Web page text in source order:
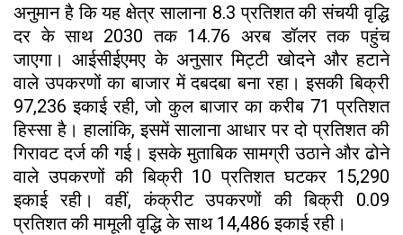
अनुमान है कि यह क्षेत्र सालाना 8.3 प्रतिशत की संचयी वृद्धि
दर के साथ 2030 तक 14.76 अरब डॉलर तक पहुंच
जाएगा। आईसीईएमए के अनुसार मिट्टी खोदने और हटाने
वाले उपकरणों का बाजार में दबदबा बना रहा। इसकी बिक्री
97,236 इकाई रही, जो कुल बाजार का करीब 71 प्रतिशत
हिस्सा है। हालांकि, इसमें सालाना आधार पर दो प्रतिशत की
गिरावट दर्ज की गई। इसके मुताबिक सामग्री उठाने और ढोने
वाले उपकरणों की बिक्री 10 प्रतिशत घटकर 15,290
इकाई रही। वहीं, कंक्रीट उपकरणों की बिक्री 0.09
प्रतिशत की मामूली वृद्धि के साथ 14,486 इकाई रही।